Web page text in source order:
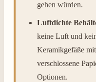
gehen würden.
Luftdichte
keine Luft und
Keramikgefäße
verschlossene
Optionen.